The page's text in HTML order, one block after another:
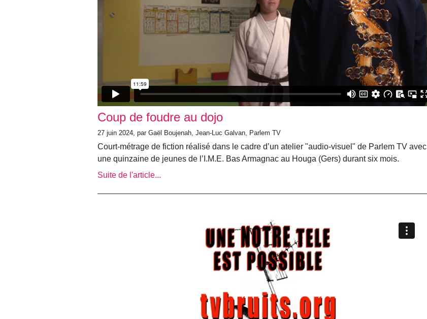
Coup de foudre au dojo
27 juin 2024, par Gaël Boujenah, Jean-Luc Galvan, Parlem TV
Court-métrage de fiction réalisé dans le cadre d’un atelier "audio-visuel" de Parlem TV avec
une quinzaine de jeunes de l’I.M.E. Bas Armagnac au Houga (Gers) durant six mois.
Suite de l'article...